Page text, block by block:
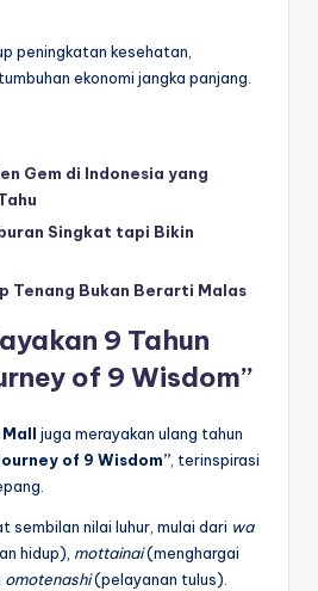
peningkatan kesehatan,
ekonomi jangka panjang.
Gem di Indonesia yang
Singkat tapi Bikin
Tenang Bukan Berarti Malas
9 Tahun
of 9 Wisdom”
Mall juga merayakan ulang tahun
of 9 Wisdom” , terinspirasi
sembilan nilai luhur, mulai dari wa
hidup), mottainai(menghargai
omotenashi(pelayanan tulus).